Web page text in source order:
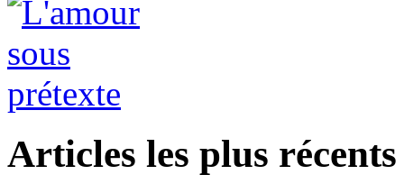
Articles les plus récents